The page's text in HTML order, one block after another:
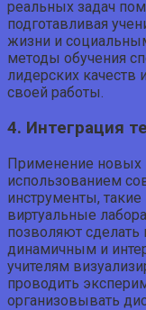
реальных задач
подготавливая
жизни и
методы обучения
лидерских качеств
своей работы.
4. Интеграция
Применение новых
использованием
инструменты,
виртуальные
позволяют сделать
динамичным и
учителям
проводить
организовывать